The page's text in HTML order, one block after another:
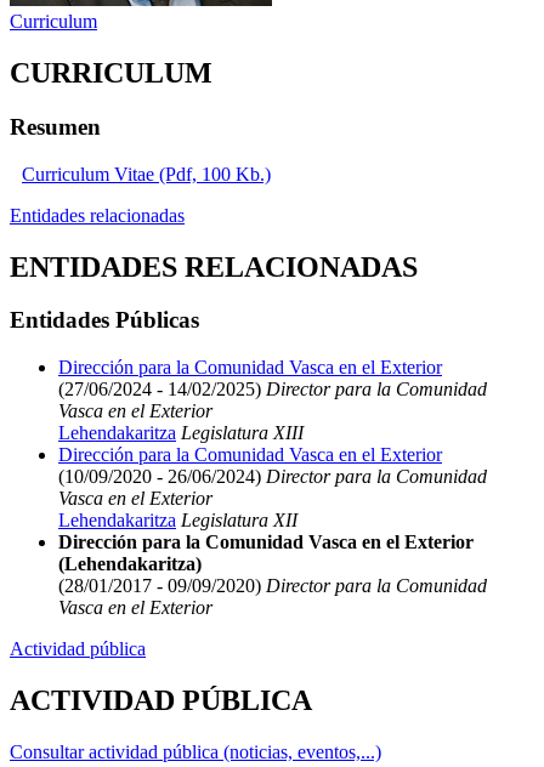
Curriculum
CURRICULUM
Resumen
Curriculum Vitae (Pdf, 100 Kb.)
Entidades relacionadas
ENTIDADES RELACIONADAS
Entidades Públicas
Dirección para la Comunidad Vasca en el Exterior
(27/06/2024 - 14/02/2025) Director para la Comunidad
Vasca en el Exterior
Lehendakaritza Legislatura XIII
Dirección para la Comunidad Vasca en el Exterior
(10/09/2020 - 26/06/2024) Director para la Comunidad
Vasca en el Exterior
Lehendakaritza Legislatura XII
Dirección para la Comunidad Vasca en el Exterior
(Lehendakaritza)
(28/01/2017 - 09/09/2020) Director para la Comunidad
Vasca en el Exterior
Actividad pública
ACTIVIDAD PÚBLICA
Consultar actividad pública (noticias, eventos,...)